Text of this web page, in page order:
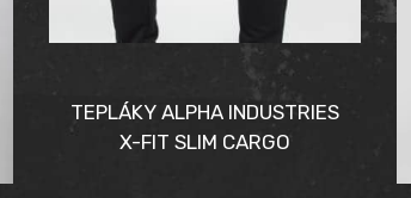
TEPLÁKY ALPHA INDUSTRIES
X-FIT SLIM CARGO